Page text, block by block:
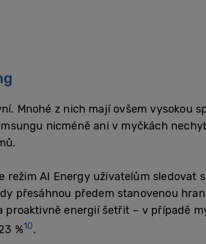
Mnohé z nich mají ovšem vysokou
nicméně ani v myčkách
režim AI Energy uživatelům sledovat
přesáhnou předem stanovenou
proaktivně energií šetřit – v případě
%10.